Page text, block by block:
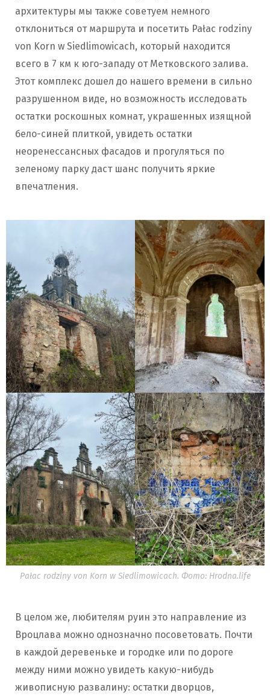
архитектуры мы также советуем немного
отклониться от маршрута и посетить Pałac rodziny
von Korn w Siedlimowicach, который находится
всего в 7 км к юго-западу от Метковского залива.
Этот комплекс дошел до нашего времени в сильно
разрушенном виде, но возможность исследовать
остатки роскошных комнат, украшенных изящной
бело-синей плиткой, увидеть остатки
неоренессансных фасадов и прогуляться по
зеленому парку даст шанс получить яркие
впечатления.
Pałac rodziny von Korn w Siedlimowicach. Фото: Hrodna.life
В целом же, любителям руин это направление из
Вроцлава можно однозначно посоветовать. Почти
в каждой деревеньке и городке или по дороге
между ними можно увидеть какую-нибудь
живописную развалину: остатки дворцов,